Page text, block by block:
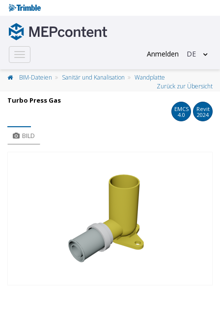
Toggle
navigation
Anmelden DE
BIM-Dateien Sanitär und Kanalisation
Wandplatte
Zurück zur Übersicht
Turbo Press Gas
EMCS
4.0
Revit
2024
BILD